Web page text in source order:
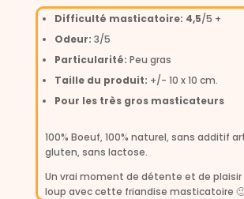
n
a
v
e
:
Difficulté masticatoire: 4,5/5 +
Odeur: 3/5
Particularité: Peu gras
Taille du produit: +/- 10 x 10 cm.
Pour les très gros masticateurs
100% Boeuf, 100% naturel, sans additif
gluten, sans lactose.
Un vrai moment de détente et de plaisir
loup avec cette friandise masticatoire